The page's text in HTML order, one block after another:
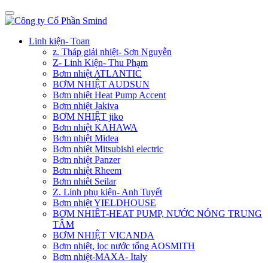
Linh kiện- Toan
z. Tháp giải nhiệt- Sơn Nguyễn
Z- Linh Kiện- Thu Phạm
Bơm nhiệt ATLANTIC
BƠM NHIỆT AUDSUN
Bơm nhiệt Heat Pump Accent
Bơm nhiệt Jakiva
BƠM NHIỆT jiko
Bơm nhiệt KAHAWA
Bơm nhiệt Midea
Bơm nhiệt Mitsubishi electric
Bơm nhiệt Panzer
Bơm nhiệt Rheem
Bơm nhiêt Seilar
Z. Linh phụ kiện- Anh Tuyết
Bơm nhiệt YIELDHOUSE
BƠM NHIÊT-HEAT PUMP, NƯỚC NÓNG TRUNG
TÂM
BƠM NHIỆT VICANDA
Bơm nhiệt, lọc nước tổng AOSMITH
Bơm nhiệt-MAXA- Italy